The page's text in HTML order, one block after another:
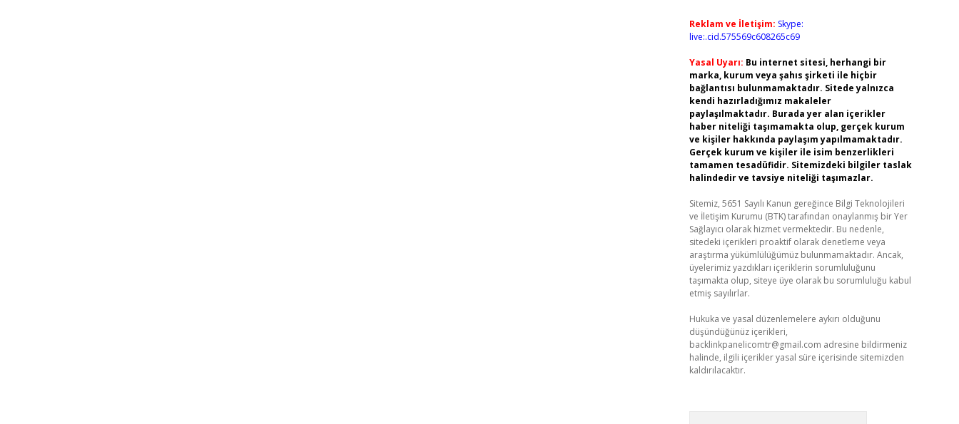
Reklam ve İletişim: Skype:
live:.cid.575569c608265c69
Yasal Uyarı: Bu internet sitesi, herhangi bir
marka, kurum veya şahıs şirketi ile hiçbir
bağlantısı bulunmamaktadır. Sitede yalnızca
kendi hazırladığımız makaleler
paylaşılmaktadır. Burada yer alan içerikler
haber niteliği taşımamakta olup, gerçek kurum
ve kişiler hakkında paylaşım yapılmamaktadır.
Gerçek kurum ve kişiler ile isim benzerlikleri
tamamen tesadüfidir. Sitemizdeki bilgiler taslak
halindedir ve tavsiye niteliği taşımazlar.
Sitemiz, 5651 Sayılı Kanun gereğince Bilgi Teknolojileri
ve İletişim Kurumu (BTK) tarafından onaylanmış bir Yer
Sağlayıcı olarak hizmet vermektedir. Bu nedenle,
sitedeki içerikleri proaktif olarak denetleme veya
araştırma yükümlülüğümüz bulunmamaktadır. Ancak,
üyelerimiz yazdıkları içeriklerin sorumluluğunu
taşımakta olup, siteye üye olarak bu sorumluluğu kabul
etmiş sayılırlar.
Hukuka ve yasal düzenlemelere aykırı olduğunu
düşündüğünüz içerikleri,
backlinkpanelicomtr@gmail.com adresine bildirmeniz
halinde, ilgili içerikler yasal süre içerisinde sitemizden
kaldırılacaktır.